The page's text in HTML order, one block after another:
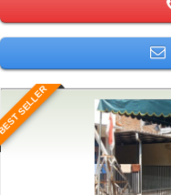
SELLER